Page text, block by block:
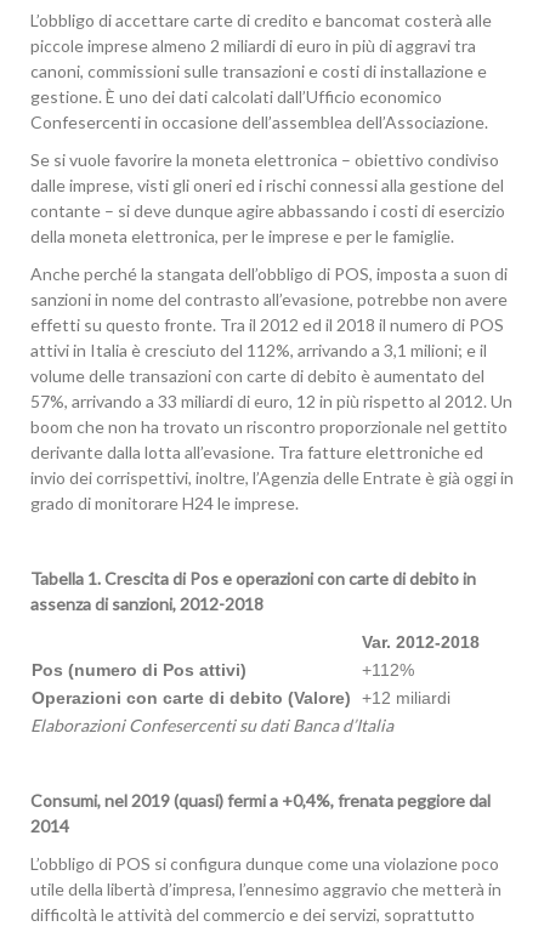
L’obbligo di accettare carte di credito e bancomat costerà alle
piccole imprese almeno 2 miliardi di euro in più di aggravi tra
canoni, commissioni sulle transazioni e costi di installazione e
gestione. È uno dei dati calcolati dall’Ufficio economico
Confesercenti in occasione dell’assemblea dell’Associazione.
Se si vuole favorire la moneta elettronica – obiettivo condiviso
dalle imprese, visti gli oneri ed i rischi connessi alla gestione del
contante – si deve dunque agire abbassando i costi di esercizio
della moneta elettronica, per le imprese e per le famiglie.
Anche perché la stangata dell’obbligo di POS, imposta a suon di
sanzioni in nome del contrasto all’evasione, potrebbe non avere
effetti su questo fronte. Tra il 2012 ed il 2018 il numero di POS
attivi in Italia è cresciuto del 112%, arrivando a 3,1 milioni; e il
volume delle transazioni con carte di debito è aumentato del
57%, arrivando a 33 miliardi di euro, 12 in più rispetto al 2012. Un
boom che non ha trovato un riscontro proporzionale nel gettito
derivante dalla lotta all’evasione. Tra fatture elettroniche ed
invio dei corrispettivi, inoltre, l’Agenzia delle Entrate è già oggi in
grado di monitorare H24 le imprese.
Tabella 1. Crescita di Pos e operazioni con carte di debito in
assenza di sanzioni, 2012-2018
Var. 2012-2018
Pos (numero di Pos attivi)
+112%
Operazioni con carte di debito (Valore)
+12 miliardi
Elaborazioni Confesercenti su dati Banca d’Italia
Consumi, nel 2019 (quasi) fermi a +0,4%, frenata peggiore dal
2014
L’obbligo di POS si configura dunque come una violazione poco
utile della libertà d’impresa, l’ennesimo aggravio che metterà in
difficoltà le attività del commercio e dei servizi, soprattutto